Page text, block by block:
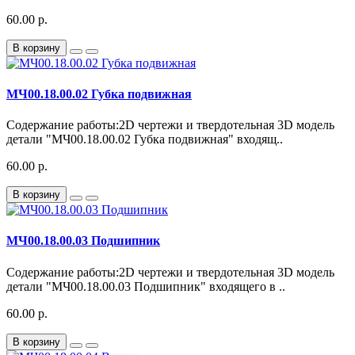
60.00 р.
В корзину
МЧ00.18.00.02 Губка подвижная
Содержание работы:2D чертежи и твердотельная 3D модель
детали "МЧ00.18.00.02 Губка подвижная" входящ..
60.00 р.
В корзину
МЧ00.18.00.03 Подшипник
Содержание работы:2D чертежи и твердотельная 3D модель
детали "МЧ00.18.00.03 Подшипник" входящего в ..
60.00 р.
В корзину